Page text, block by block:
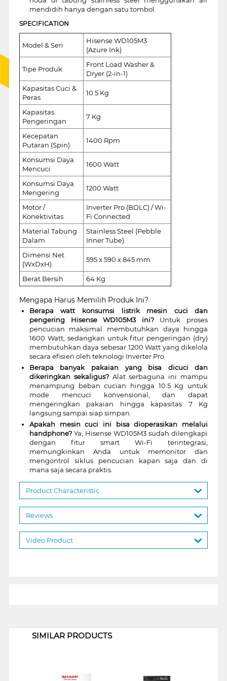
mendidih hanya dengan satu tombol.
SPECIFICATION
Model & Seri
Hisense WD105M3
(Azure Ink)
Tipe Produk
Front Load Washer &
Dryer (2-in-1)
Kapasitas Cuci &
Peras
10.5 Kg
Kapasitas
Pengeringan
7 Kg
Kecepatan
Putaran (Spin)
1400 Rpm
Konsumsi Daya
Mencuci
1600 Watt
Konsumsi Daya
Mengering
1200 Watt
Motor /
Konektivitas
Inverter Pro (BDLC) / Wi-
Fi Connected
Material Tabung
Dalam
Stainless Steel (Pebble
Inner Tube)
Dimensi Net
(WxDxH)
595 x 590 x 845 mm
Berat Bersih 64 Kg
Mengapa Harus Memilih Produk Ini?
Berapa watt konsumsi listrik mesin cuci dan
pengering Hisense WD105M3 ini?Untuk proses
pencucian maksimal membutuhkan daya hingga
1600 Watt, sedangkan untuk fitur pengeringan (dry)
membutuhkan daya sebesar 1200 Watt yang dikelola
secara efisien oleh teknologi Inverter Pro.
Berapa banyak pakaian yang bisa dicuci dan
dikeringkan sekaligus?Alat serbaguna ini mampu
menampung beban cucian hingga 10.5 Kg untuk
mode mencuci konvensional, dan dapat
mengeringkan pakaian hingga kapasitas 7 Kg
langsung sampai siap simpan.
Apakah mesin cuci ini bisa dioperasikan melalui
handphone?Ya, Hisense WD105M3 sudah dilengkapi
dengan fitur smart Wi-Fi terintegrasi,
memungkinkan Anda untuk memonitor dan
mengontrol siklus pencucian kapan saja dan di
mana saja secara praktis.
Product Characteristic
Reviews
Video Product
SIMILAR PRODUCTS